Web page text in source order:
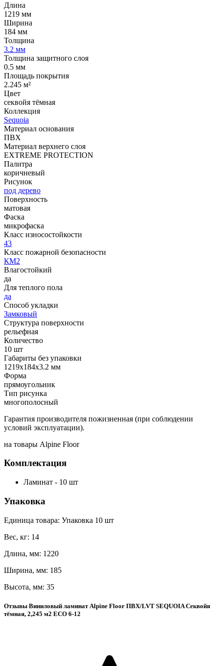
Длина
1219 мм
Ширина
184 мм
Толщина
3.2 мм
Толщина защитного слоя
0.5 мм
Площадь покрытия
2.245 м²
Цвет
секвойя тёмная
Коллекция
Sequoia
Материал основания
ПВХ
Материал верхнего слоя
EXTREME PROTECTION
Палитра
коричневый
Рисунок
под дерево
Поверхность
матовая
Фаска
микрофаска
Класс износостойкости
43
Класс пожарной безопасности
КМ2
Влагостойкий
да
Для теплого пола
да
Способ укладки
Замковый
Структура поверхности
рельефная
Количество
10 шт
Габариты без упаковки
1219х184х3.2 мм
Форма
прямоугольник
Тип рисунка
многополосный
Гарантия производителя пожизненная (при соблюдении
условий эксплуатации).
на товары Alpine Floor
Комплектация
Ламинат - 10 шт
Упаковка
Единица товара: Упаковка 10 шт
Вес, кг: 14
Длина, мм: 1220
Ширина, мм: 185
Высота, мм: 35
Отзывы Виниловый ламинат Alpine Floor ПВХ/LVT SEQUOIA Секвойя
тёмная, 2,245 м2 ЕСО 6-12